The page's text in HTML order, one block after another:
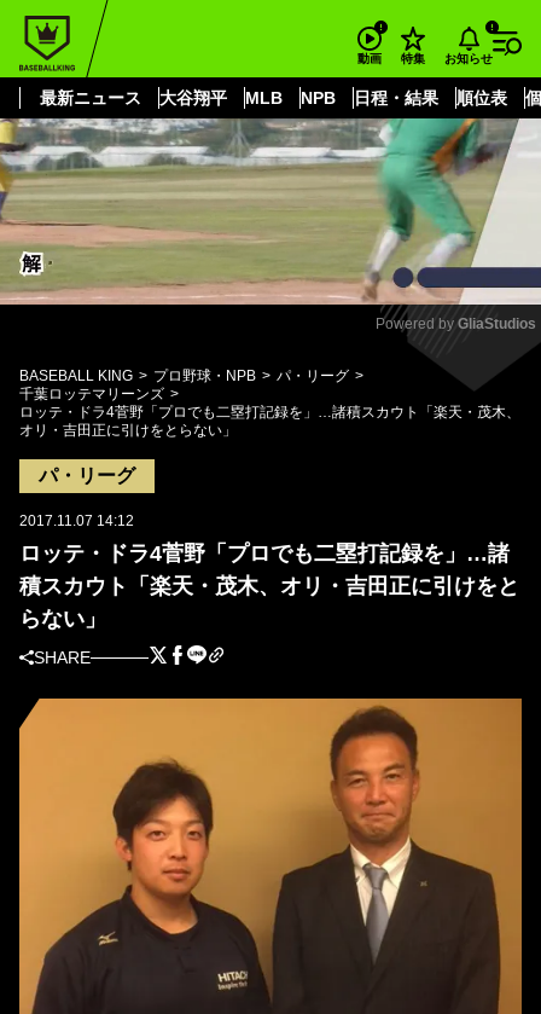
動画 特集 お知らせ
最新ニュース 大谷翔平 MLB NPB 日程・結果 順位表
もっと見る
Mute
Powered by GliaStudios
BASEBALL KING プロ野球・NPB
パ・リーグ
千葉ロッテマリーンズ
ロッテ・ドラ4菅野「プロでも二塁打記録を」…諸積スカウト「楽天・茂木、
オリ・吉田正に引けをとらない」
パ・リーグ
2017.11.07 14:12
ロッテ・ドラ4菅野「プロでも二塁打記録を」…諸
積スカウト「楽天・茂木、オリ・吉田正に引けをと
らない」
SHARE